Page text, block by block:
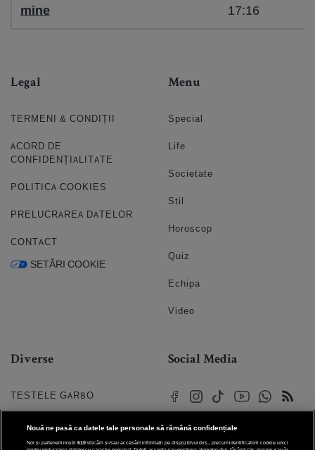
mine
17:16
Legal
TERMENI & CONDIȚII
ACORD DE
CONFIDENȚIALITATE
POLITICA COOKIES
PRELUCRAREA DATELOR
CONTACT
SETĂRI COOKIE
Menu
Special
Life
Societate
Stil
Horoscop
Quiz
Echipa
Video
Diverse
TESTELE GARBO
HOROSCOP
Social Media
Nouă ne pasă ca datele tale personale să rămână confidențiale
Noi și partenerii noștri 610stocăm și/sau accesăm informații pe dispozitivul dvs., precum identificatorii cookie unici